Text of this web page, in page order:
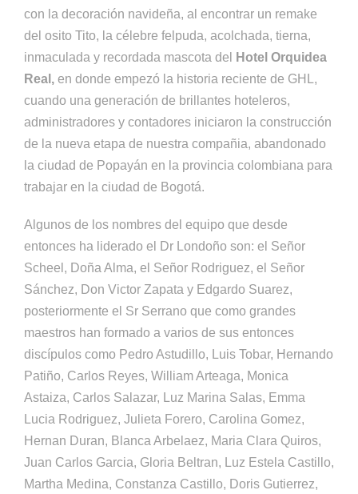
con la decoración navideña, al encontrar un remake
del osito Tito, la célebre felpuda, acolchada, tierna,
inmaculada y recordada mascota del
Hotel Orquidea
Real, en donde empezó la historia reciente de GHL,
cuando una generación de brillantes hoteleros,
administradores y contadores iniciaron la construcción
de la nueva etapa de nuestra compañia, abandonado
la ciudad de Popayán en la provincia colombiana para
trabajar en la ciudad de Bogotá.
Algunos de los nombres del equipo que desde
entonces ha liderado el Dr Londoño son: el Señor
Scheel, Doña Alma, el Señor Rodriguez, el Señor
Sánchez, Don Victor Zapata y Edgardo Suarez,
posteriormente el Sr Serrano que como grandes
maestros han formado a varios de sus entonces
discípulos como Pedro Astudillo, Luis Tobar, Hernando
Patiño, Carlos Reyes, William Arteaga, Monica
Astaiza, Carlos Salazar, Luz Marina Salas, Emma
Lucia Rodriguez, Julieta Forero, Carolina Gomez,
Hernan Duran, Blanca Arbelaez, Maria Clara Quiros,
Juan Carlos Garcia, Gloria Beltran, Luz Estela Castillo,
Martha Medina, Constanza Castillo, Doris Gutierrez,